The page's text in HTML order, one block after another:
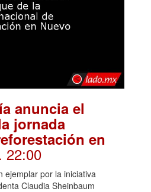
anuncia el
jornada
en
. 22:00
ejemplar por la iniciativa
Claudia Sheinbaum